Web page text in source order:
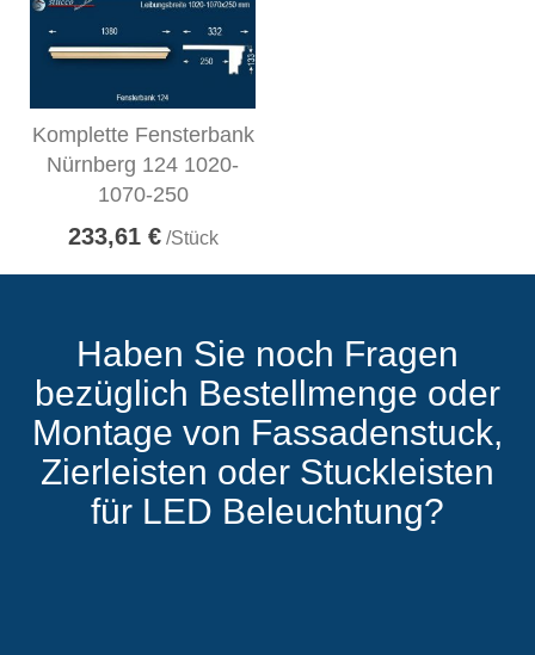
Komplette Fensterbank
Nürnberg 124 1020-
1070-250
233,61 €/Stück
Haben Sie noch Fragen
bezüglich Bestellmenge oder
Montage von Fassadenstuck,
Zierleisten oder Stuckleisten
für LED Beleuchtung?